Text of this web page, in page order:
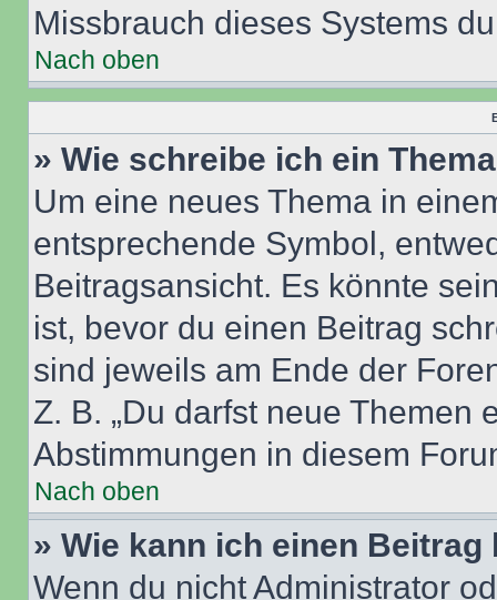
Missbrauch dieses Systems
Nach oben
» Wie schreibe ich ein
Um eine neues Thema in
entsprechende Symbol,
Beitragsansicht. Es könnte
ist, bevor du einen Beitrag
sind jeweils am Ende der
Z. B. „Du darfst neue Themen
Abstimmungen in diesem
Nach oben
» Wie kann ich einen
Wenn du nicht Administrator